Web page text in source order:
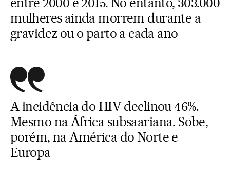
mulheres ainda morrem durante a
gravidez ou o parto a cada ano
A incidência do HIV declinou 46%.
Mesmo na África subsaariana. Sobe,
porém, na América do Norte e
Europa